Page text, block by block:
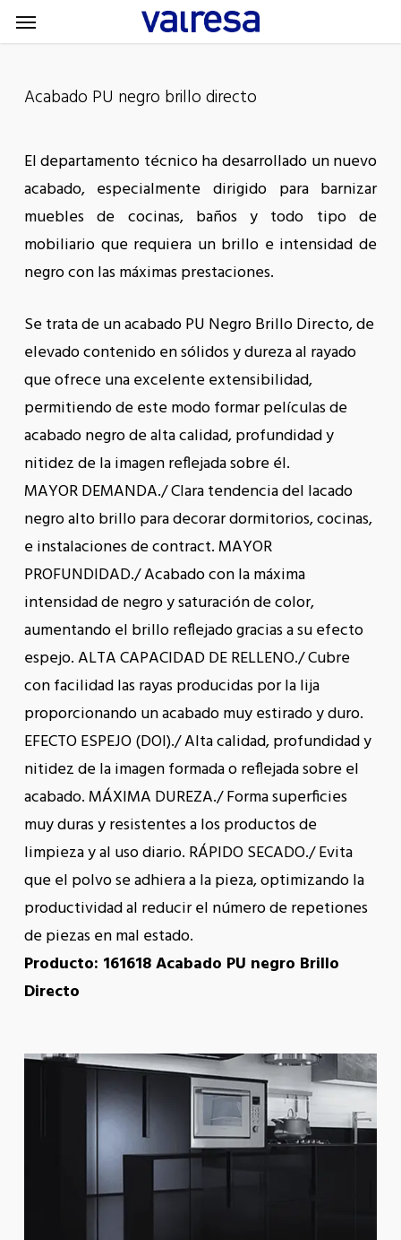
Skip
to
content
Menu
Acabado PU negro brillo directo
El departamento técnico ha desarrollado un nuevo
acabado, especialmente dirigido para barnizar
muebles de cocinas, baños y todo tipo de
mobiliario que requiera un brillo e intensidad de
negro con las máximas prestaciones.
Se trata de un acabado PU Negro Brillo Directo, de
elevado contenido en sólidos y dureza al rayado
que ofrece una excelente extensibilidad,
permitiendo de este modo formar películas de
acabado negro de alta calidad, profundidad y
nitidez de la imagen reflejada sobre él.
MAYOR DEMANDA./ Clara tendencia del lacado
negro alto brillo para decorar dormitorios, cocinas,
e instalaciones de contract. MAYOR
PROFUNDIDAD./ Acabado con la máxima
intensidad de negro y saturación de color,
aumentando el brillo reflejado gracias a su efecto
espejo. ALTA CAPACIDAD DE RELLENO./ Cubre
con facilidad las rayas producidas por la lija
proporcionando un acabado muy estirado y duro.
EFECTO ESPEJO (DOI)./ Alta calidad, profundidad y
nitidez de la imagen formada o reflejada sobre el
acabado. MÁXIMA DUREZA./ Forma superficies
muy duras y resistentes a los productos de
limpieza y al uso diario. RÁPIDO SECADO./ Evita
que el polvo se adhiera a la pieza, optimizando la
productividad al reducir el número de repetiones
de piezas en mal estado.
Producto: 161618 Acabado PU negro Brillo
Directo
Menu